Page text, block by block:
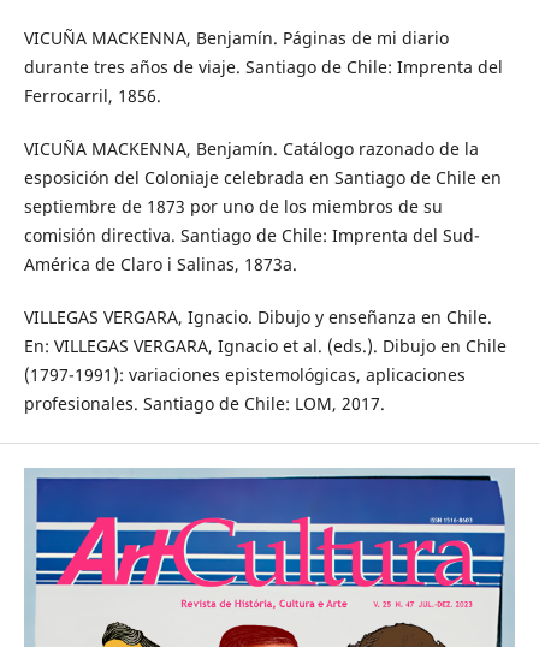
VICUÑA MACKENNA, Benjamín. Páginas de mi diario
durante tres años de viaje. Santiago de Chile: Imprenta del
Ferrocarril, 1856.
VICUÑA MACKENNA, Benjamín. Catálogo razonado de la
esposición del Coloniaje celebrada en Santiago de Chile en
septiembre de 1873 por uno de los miembros de su
comisión directiva. Santiago de Chile: Imprenta del Sud-
América de Claro i Salinas, 1873a.
VILLEGAS VERGARA, Ignacio. Dibujo y enseñanza en Chile.
En: VILLEGAS VERGARA, Ignacio et al. (eds.). Dibujo en Chile
(1797-1991): variaciones epistemológicas, aplicaciones
profesionales. Santiago de Chile: LOM, 2017.